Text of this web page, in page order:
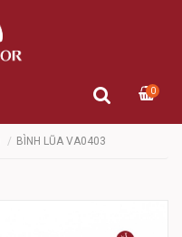
0
BÌNH LŨA VA0403